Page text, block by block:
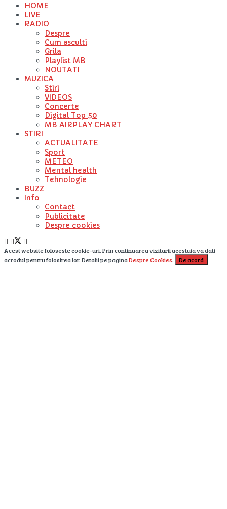
HOME
LIVE
RADIO
Despre
Cum asculti
Grila
Playlist MB
NOUTATI
MUZICA
Stiri
VIDEOS
Concerte
Digital Top 50
MB AIRPLAY CHART
STIRI
ACTUALITATE
Sport
METEO
Mental health
Tehnologie
BUZZ
Info
Contact
Publicitate
Despre cookies
Acest website foloseste cookie-uri. Prin continuarea vizitarii acestuia va dati
acrodul pentru folosirea lor. Detalii pe paginaDespre Cookies. De acord